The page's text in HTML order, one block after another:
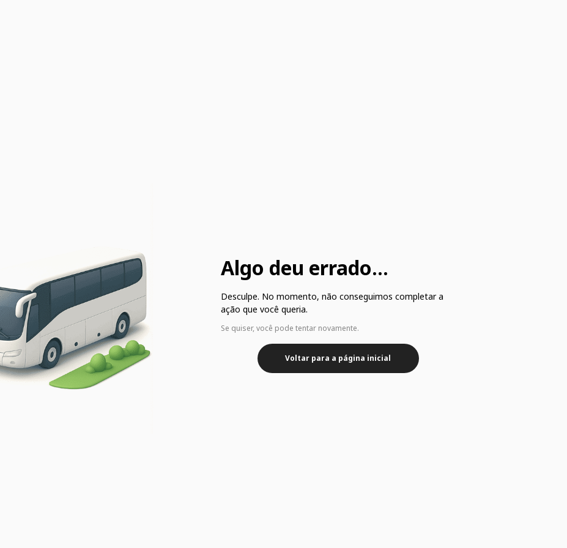
Algo deu errado...
Desculpe. No momento, não conseguimos completar a
ação que você queria.
Se quiser, você pode tentar novamente.
Voltar para a página inicial